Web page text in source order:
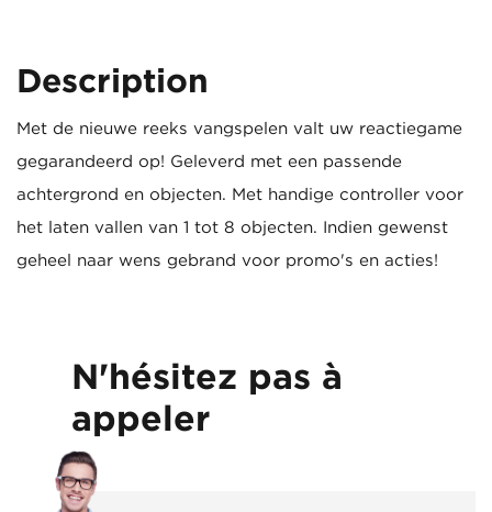
Description
Met de nieuwe reeks vangspelen valt uw reactiegame
gegarandeerd op! Geleverd met een passende
achtergrond en objecten. Met handige controller voor
het laten vallen van 1 tot 8 objecten. Indien gewenst
geheel naar wens gebrand voor promo's en acties!
N'hésitez pas à
appeler